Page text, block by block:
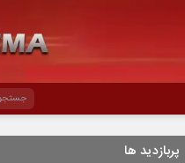
پربازدید ها